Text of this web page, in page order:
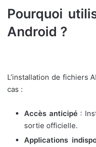
Pourquoi
Android ?
L’installation de fichiers
cas :
Accès anticipé:
sortie officielle.
Applications